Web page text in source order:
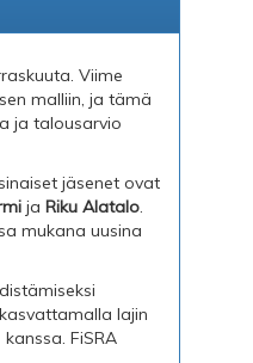
Viime
malliin, ja tämä
ja talousarvio
jäsenet ovat
ja Riku Alatalo.
mukana uusina
lajin
FiSRA